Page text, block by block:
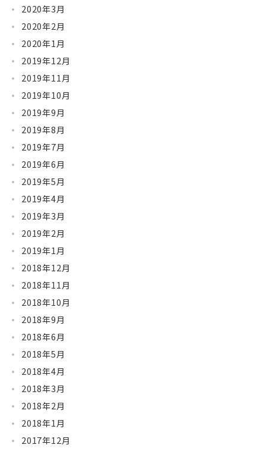
2020年3月
2020年2月
2020年1月
2019年12月
2019年11月
2019年10月
2019年9月
2019年8月
2019年7月
2019年6月
2019年5月
2019年4月
2019年3月
2019年2月
2019年1月
2018年12月
2018年11月
2018年10月
2018年9月
2018年6月
2018年5月
2018年4月
2018年3月
2018年2月
2018年1月
2017年12月